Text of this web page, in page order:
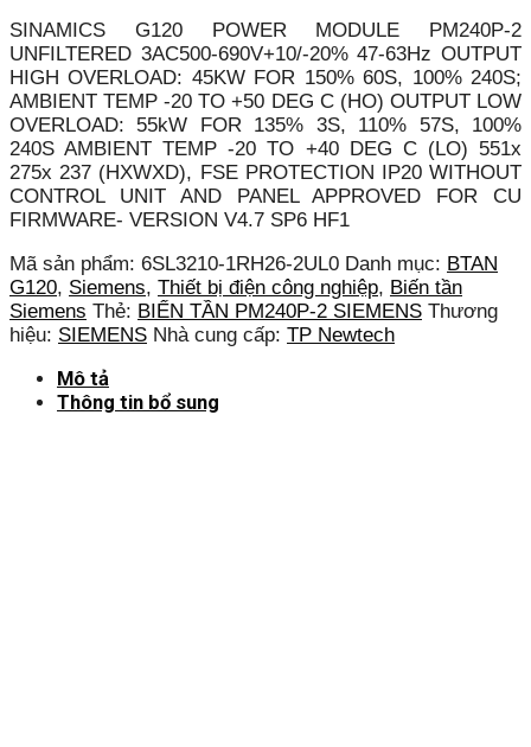
SINAMICS G120 POWER MODULE PM240P-2
UNFILTERED 3AC500-690V+10/-20% 47-63Hz OUTPUT
HIGH OVERLOAD: 45KW FOR 150% 60S, 100% 240S;
AMBIENT TEMP -20 TO +50 DEG C (HO) OUTPUT LOW
OVERLOAD: 55kW FOR 135% 3S, 110% 57S, 100%
240S AMBIENT TEMP -20 TO +40 DEG C (LO) 551x
275x 237 (HXWXD), FSE PROTECTION IP20 WITHOUT
CONTROL UNIT AND PANEL APPROVED FOR CU
FIRMWARE- VERSION V4.7 SP6 HF1
Mã sản phẩm: 6SL3210-1RH26-2UL0 Danh mục: BTAN
G120, Siemens, Thiết bị điện công nghiệp, Biến tần
Siemens Thẻ: BIẾN TẦN PM240P-2 SIEMENS Thương
hiệu: SIEMENS Nhà cung cấp: TP Newtech
Mô tả
Thông tin bổ sung